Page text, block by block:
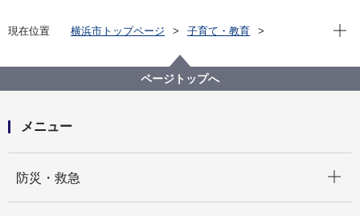
現在位置 横浜市トップページ
子育て・教育
現在
ページトップへ
メニュー
防災・救急